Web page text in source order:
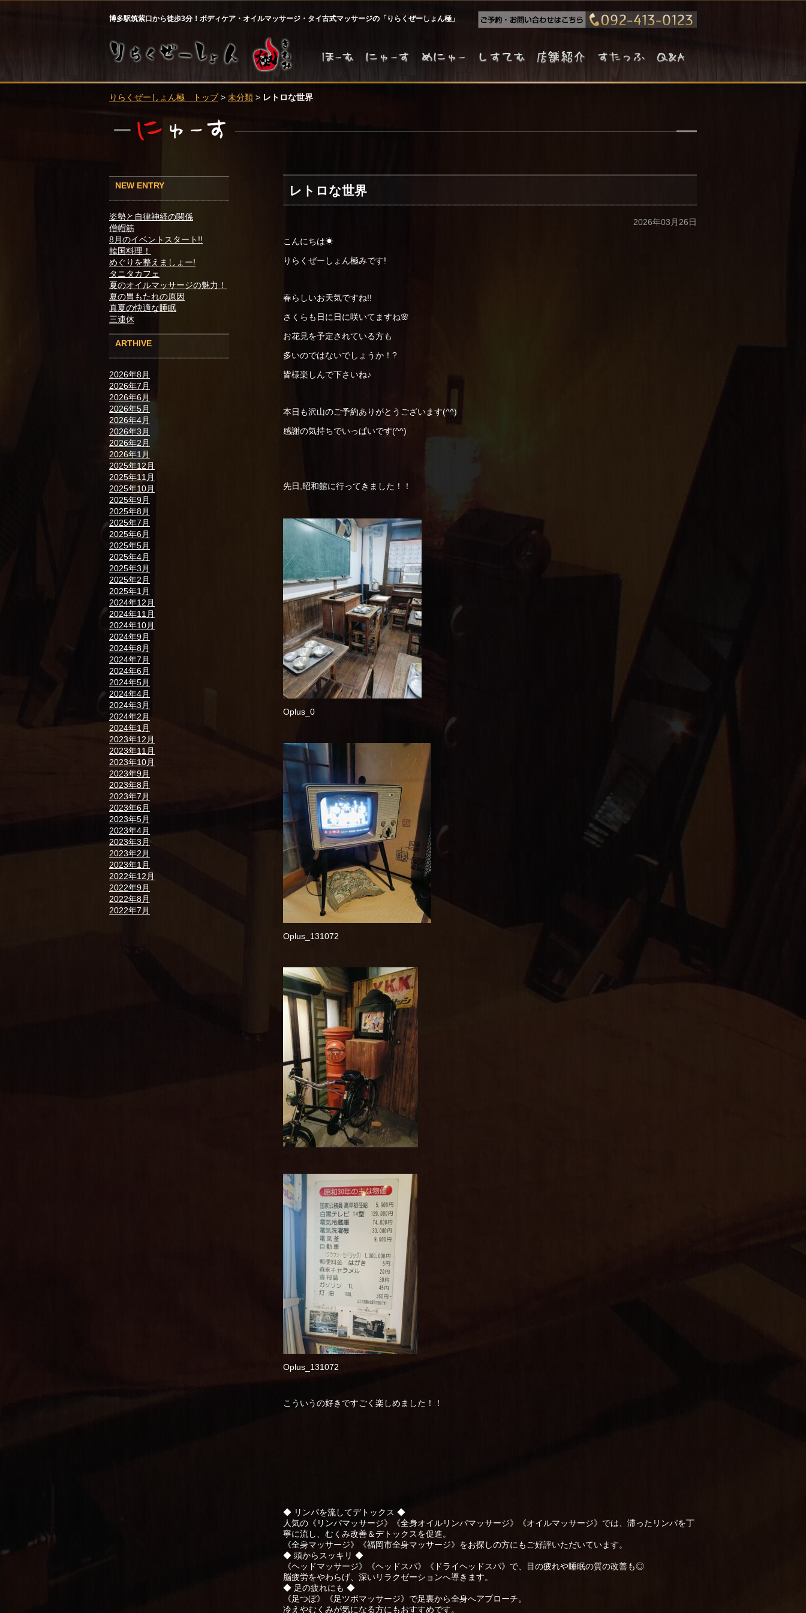
博多駅筑紫口から徒歩3分！ボディケア・オイルマッサージ・タイ古式マッサージの「りらくぜーしょん極」
りらくぜーしょん極 トップ> 未分類 > レトロな世界
NEW ENTRY
姿勢と自律神経の関係
僧帽筋
8月のイベントスタート!!
韓国料理！
めぐりを整えましょー!
タニタカフェ
夏のオイルマッサージの魅力！
夏の胃もたれの原因
真夏の快適な睡眠
三連休
ARTHIVE
2026年8月
2026年7月
2026年6月
2026年5月
2026年4月
2026年3月
2026年2月
2026年1月
2025年12月
2025年11月
2025年10月
2025年9月
2025年8月
2025年7月
2025年6月
2025年5月
2025年4月
2025年3月
2025年2月
2025年1月
2024年12月
2024年11月
2024年10月
2024年9月
2024年8月
2024年7月
2024年6月
2024年5月
2024年4月
2024年3月
2024年2月
2024年1月
2023年12月
2023年11月
2023年10月
2023年9月
2023年8月
2023年7月
2023年6月
2023年5月
2023年4月
2023年3月
2023年2月
2023年1月
2022年12月
2022年9月
2022年8月
2022年7月
レトロな世界
2026年03月26日
こんにちは☀
りらくぜーしょん極みです!
春らしいお天気ですね!!
さくらも日に日に咲いてますね🌸
お花見を予定されている方も
多いのではないでしょうか！?
皆様楽しんで下さいね♪
本日も沢山のご予約ありがとうございます(^^)
感謝の気持ちでいっぱいです(^^)
先日,昭和館に行ってきました！！
Oplus_0
Oplus_131072
Oplus_131072
こういうの好きですごく楽しめました！！
◆ リンパを流してデトックス ◆
人気の《リンパマッサージ》《全身オイルリンパマッサージ》《オイルマッサージ》では、滞ったリンパを丁
寧に流し、むくみ改善＆デトックスを促進。
《全身マッサージ》《福岡市全身マッサージ》をお探しの方にもご好評いただいています。
◆ 頭からスッキリ ◆
《ヘッドマッサージ》《ヘッドスパ》《ドライヘッドスパ》で、目の疲れや睡眠の質の改善も◎
脳疲労をやわらげ、深いリラクゼーションへ導きます。
◆ 足の疲れにも ◆
《足つぼ》《足ツボマッサージ》で足裏から全身へアプローチ。
冷えやむくみが気になる方にもおすすめです。